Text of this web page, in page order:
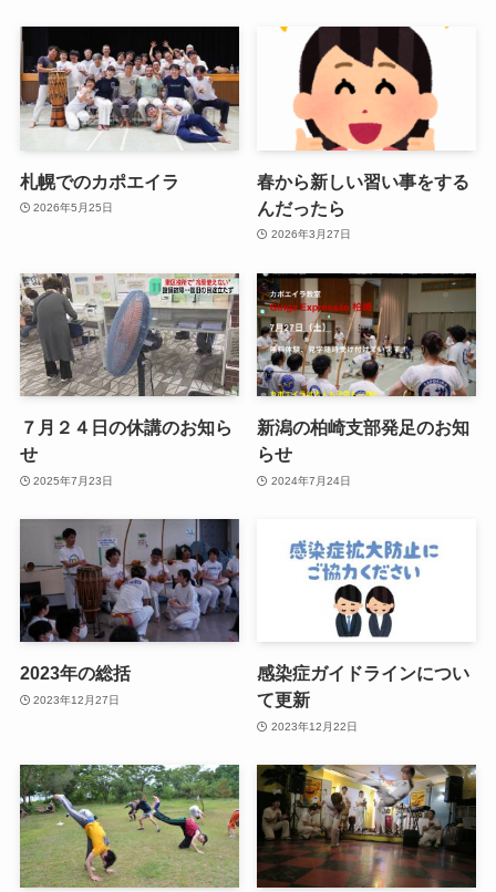
札幌でのカポエイラ
2026年5月25日
春から新しい習い事をする
んだったら
2026年3月27日
７月２４日の休講のお知ら
せ
2025年7月23日
新潟の柏崎支部発足のお知
らせ
2024年7月24日
2023年の総括
2023年12月27日
感染症ガイドラインについ
て更新
2023年12月22日